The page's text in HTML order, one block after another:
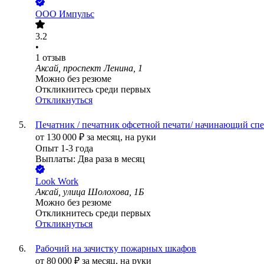
ООО Импульс
3.2
•
1 отзыв
Аксай, проспект Ленина, 1
Можно без резюме
Откликнитесь среди первых
Откликнуться
Печатник / печатник офсетной печати/ начинающий
от 130 000 ₽ за месяц, на руки
Опыт 1-3 года
Выплаты: Два раза в месяц
Look Work
Аксай, улица Шолохова, 1Б
Можно без резюме
Откликнитесь среди первых
Откликнуться
Рабочий на зачистку пожарных шкафов
от 80 000 ₽ за месяц, на руки